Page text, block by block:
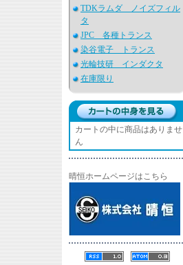
TDKラムダ ノイズフィル
タ
JPC 各種トランス
染谷電子 トランス
光輪技研 インダクタ
在庫限り
カートの中に商品はありませ
ん
晴恒ホームページはこちら